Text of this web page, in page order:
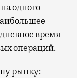
одного
время
операций.
рынку: